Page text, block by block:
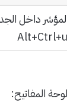
داخل
المفاتيح: